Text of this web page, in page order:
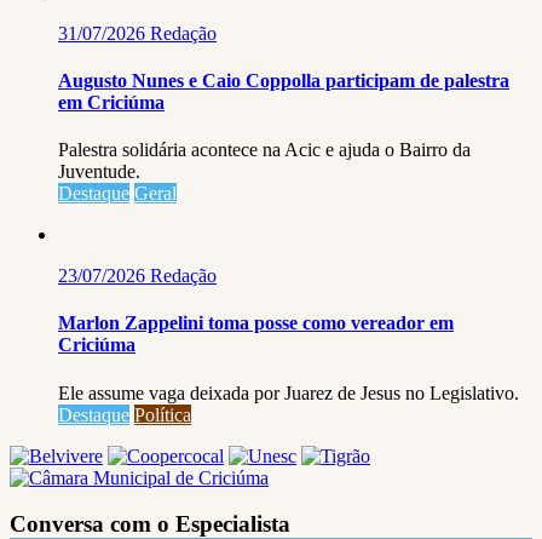
31/07/2026 Redação
Augusto Nunes e Caio Coppolla participam de palestra
em Criciúma
Palestra solidária acontece na Acic e ajuda o Bairro da
Juventude.
Destaque Geral
23/07/2026 Redação
Marlon Zappelini toma posse como vereador em
Criciúma
Ele assume vaga deixada por Juarez de Jesus no Legislativo.
Destaque Política
Conversa com o Especialista